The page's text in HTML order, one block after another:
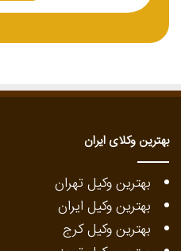
بهترین وکلای ایران
بهترین وکیل تهران
بهترین وکیل ایران
بهترین وکیل کرج